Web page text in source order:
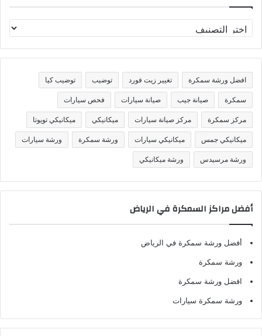
ص
ن
ف
ا
افضل ورشة سمكرة تغيير زيت فورد توضيب توضيب كيا
سمكرة صيانة جيب صيانة سيارات فحص سيارات
مركز سمكرة مركز صيانة سيارات ميكانيكي ميكانيكي تويوتا
ميكانيكي جمس ميكانيكي سيارات ورشة سمكرة ورشة سيارات
ورشة مرسيدس ورشة ميكانيكي
أفضل مراكز السمكرة في الرياض
أفضل ورشة سمكرة في الرياض
ورشة سمكرة
افضل ورشة سمكرة
ورشة سمكرة سيارات